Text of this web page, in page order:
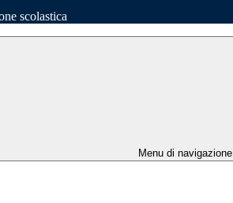
scolastica
Menu di navigazione